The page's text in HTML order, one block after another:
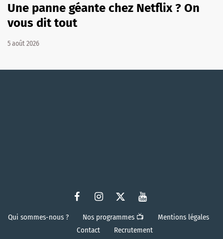
Une panne géante chez Netflix ? On
vous dit tout
5 août 2026
Qui sommes-nous ? Nos programmes 📺
Mentions légales
Contact
Recrutement